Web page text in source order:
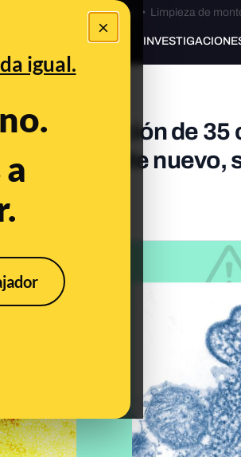
×
igual.
Bulos Ceuta • Limpieza de
PREBUNKING
la detección de
es un brote